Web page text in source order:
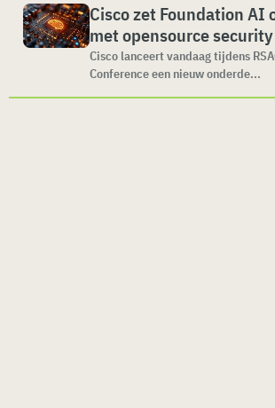
Cisco zet Foundation AI
met opensource
Cisco lanceert vandaag tijdens
Conference een nieuw onderde...